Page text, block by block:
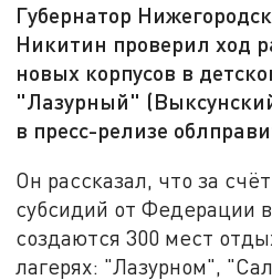
Губернатор
Никитин проверил ход
новых корпусов в
"Лазурный"
в пресс-релизе
Он рассказал, что за
субсидий от Федерации
создаются 300 мест
лагерях: "Лазурном",